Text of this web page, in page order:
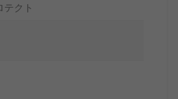
テクト